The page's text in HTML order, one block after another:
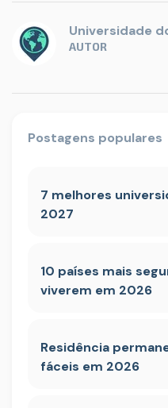
Universidade
AUTOR
Postagens populares
7 melhores
2027
10 países mais
viverem em 2026
Residência
fáceis em 2026